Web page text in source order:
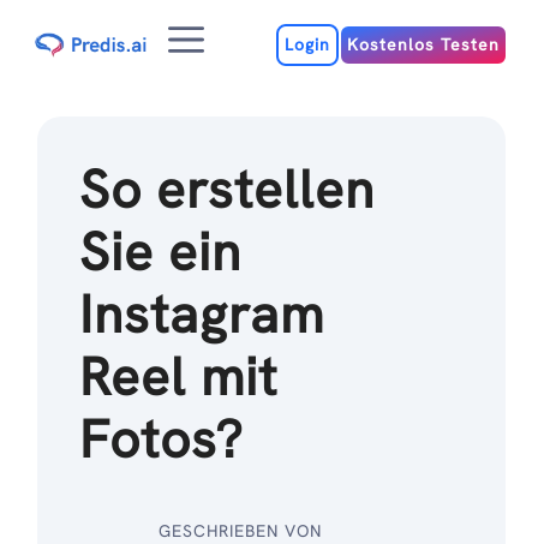
Inhalt
MenuLogin Kostenlos Testen
So erstellen
Sie ein
Instagram
Reel mit
Fotos?
GESCHRIEBEN VON